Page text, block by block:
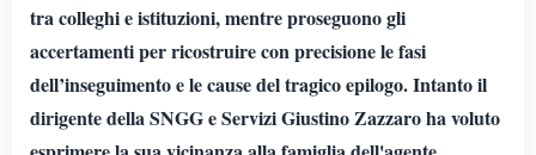
tra colleghi e istituzioni, mentre proseguono gli
accertamenti per ricostruire con precisione le fasi
dell’inseguimento e le cause del tragico epilogo. Intanto il
dirigente della SNGG e Servizi Giustino Zazzaro ha voluto